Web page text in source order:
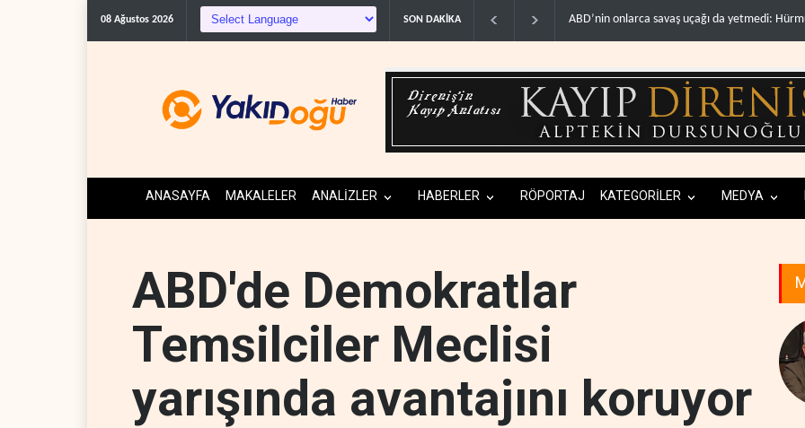
08 Ağustos 2026 SON DAKİKA Necef İmamı'ndan bölgesel 'Arap projesi'
ANASAYFA MAKALELER ANALİZLER HABERLER RÖPORTAJ KATEGORİLER MEDYA
ABD'de Demokratlar
Temsilciler Meclisi
yarışında avantajını koruyor